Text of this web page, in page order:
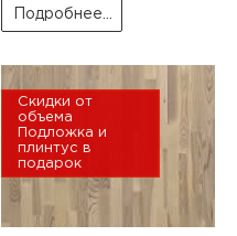
Подробнее...
Скидки от
объема
Подложка и
плинтус в
подарок